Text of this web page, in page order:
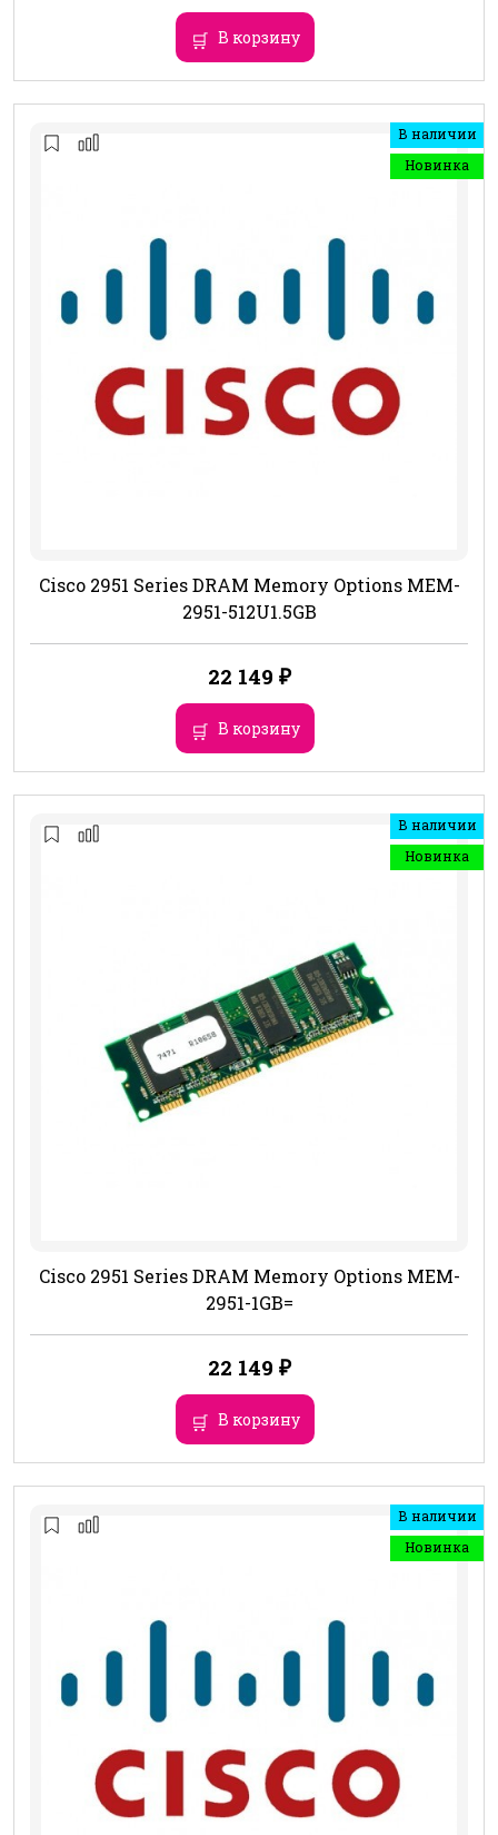
В корзину
В наличии
Новинка
Cisco 2951 Series DRAM Memory Options MEM-
2951-512U1.5GB
22 149 ₽
В корзину
В наличии
Новинка
Cisco 2951 Series DRAM Memory Options MEM-
2951-1GB=
22 149 ₽
В корзину
В наличии
Новинка